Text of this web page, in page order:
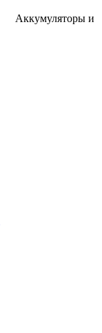
Аккумуляторы и